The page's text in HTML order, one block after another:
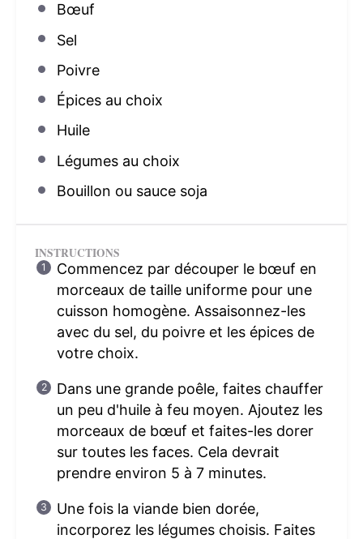
Bœuf
Sel
Poivre
Épices au choix
Huile
Légumes au choix
Bouillon ou sauce soja
INSTRUCTIONS
Commencez par découper le bœuf en
morceaux de taille uniforme pour une
cuisson homogène. Assaisonnez-les
avec du sel, du poivre et les épices de
votre choix.
Dans une grande poêle, faites chauffer
un peu d'huile à feu moyen. Ajoutez les
morceaux de bœuf et faites-les dorer
sur toutes les faces. Cela devrait
prendre environ 5 à 7 minutes.
Une fois la viande bien dorée,
incorporez les légumes choisis. Faites